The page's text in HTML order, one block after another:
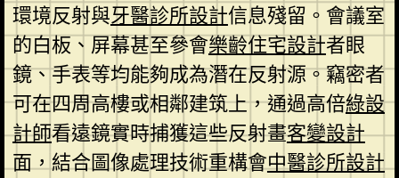
環境反射與牙醫診所設計信息殘留。會議室
的白板、屏幕甚至參會樂齡住宅設計者眼
鏡、手表等均能夠成為潛在反射源。竊密者
可在四周高樓或相鄰建筑上，通過高倍綠設
計師看遠鏡實時捕獲這些反射畫客變設計
面，結合圖像處理技術重構會中醫診所設計